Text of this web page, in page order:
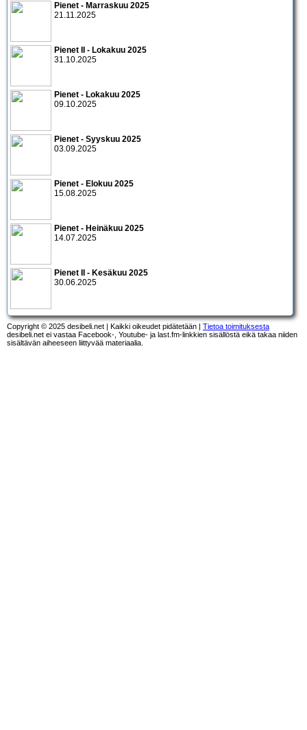
Pienet - Marraskuu 2025
21.11.2025
Pienet II - Lokakuu 2025
31.10.2025
Pienet - Lokakuu 2025
09.10.2025
Pienet - Syyskuu 2025
03.09.2025
Pienet - Elokuu 2025
15.08.2025
Pienet - Heinäkuu 2025
14.07.2025
Pienet II - Kesäkuu 2025
30.06.2025
Copyright © 2025 desibeli.net | Kaikki oikeudet pidätetään | Tietoa toimituksesta
desibeli.net ei vastaa Facebook-, Youtube- ja last.fm-linkkien sisällöstä eikä takaa niiden
sisältävän aiheeseen liittyvää materiaalia.